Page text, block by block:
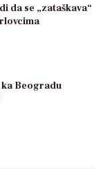
da se „zataškava“
Beogradu